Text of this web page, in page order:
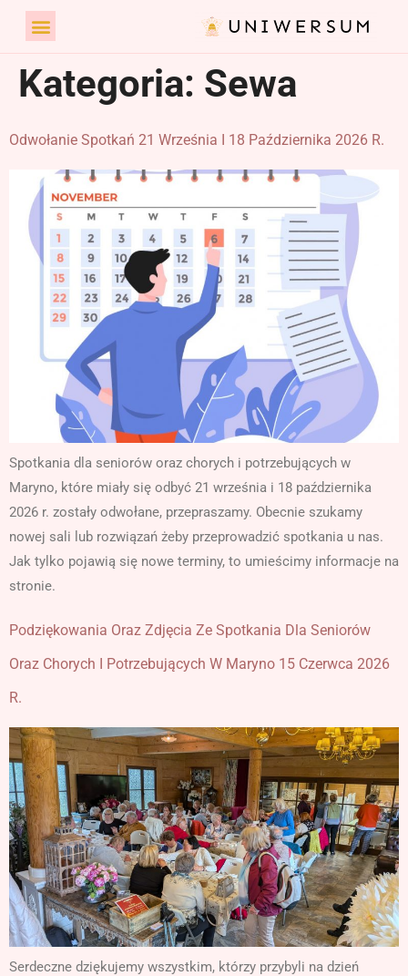
Kategoria: Sewa
Odwołanie Spotkań 21 Września I 18 Października 2026 R.
Spotkania dla seniorów oraz chorych i potrzebujących w
Maryno, które miały się odbyć 21 września i 18 października
2026 r. zostały odwołane, przepraszamy. Obecnie szukamy
nowej sali lub rozwiązań żeby przeprowadzić spotkania u nas.
Jak tylko pojawią się nowe terminy, to umieścimy informacje na
stronie.
Podziękowania Oraz Zdjęcia Ze Spotkania Dla Seniorów
Oraz Chorych I Potrzebujących W Maryno 15 Czerwca 2026
R.
Serdeczne dziękujemy wszystkim, którzy przybyli na dzień